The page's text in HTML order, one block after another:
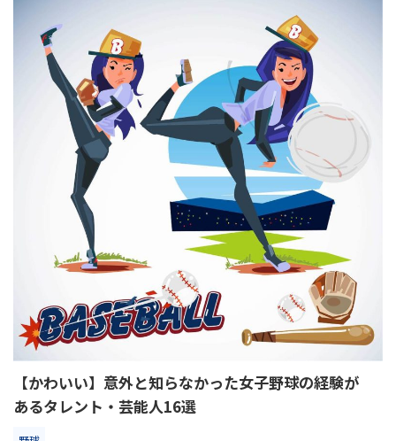
【かわいい】意外と知らなかった女子野球の経験が
あるタレント・芸能人16選